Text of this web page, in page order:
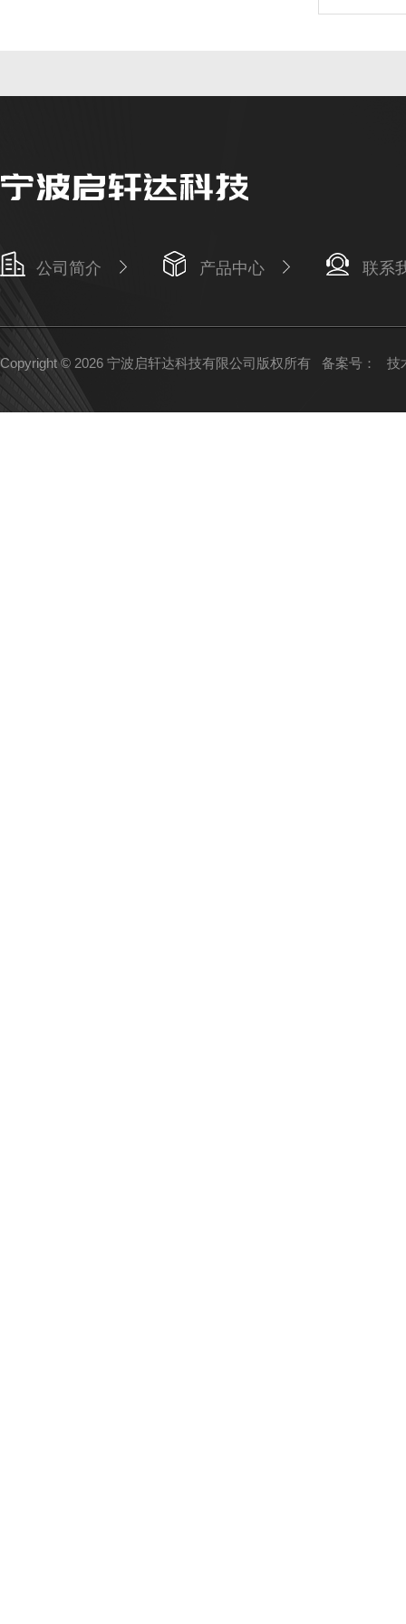
公司简介 产品中心 联系
Copyright © 2026 宁波启轩达科技有限公司版权所有 备案号： 技